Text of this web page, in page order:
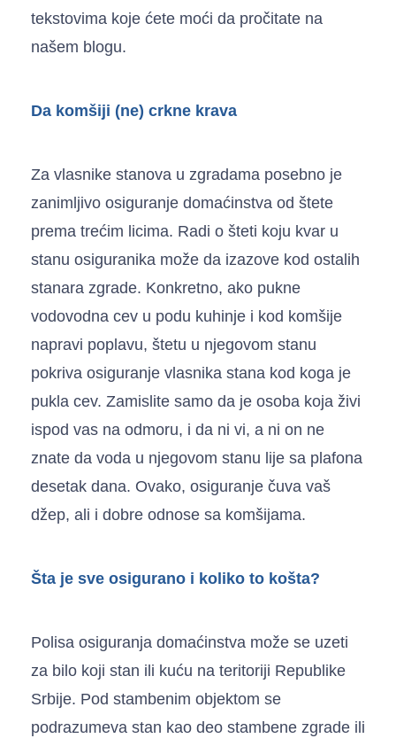
tekstovima koje ćete moći da pročitate na
našem blogu.
Da komšiji (ne) crkne krava
Za vlasnike stanova u zgradama posebno je
zanimljivo osiguranje domaćinstva od štete
prema trećim licima. Radi o šteti koju kvar u
stanu osiguranika može da izazove kod ostalih
stanara zgrade. Konkretno, ako pukne
vodovodna cev u podu kuhinje i kod komšije
napravi poplavu, štetu u njegovom stanu
pokriva osiguranje vlasnika stana kod koga je
pukla cev. Zamislite samo da je osoba koja živi
ispod vas na odmoru, i da ni vi, a ni on ne
znate da voda u njegovom stanu lije sa plafona
desetak dana. Ovako, osiguranje čuva vaš
džep, ali i dobre odnose sa komšijama.
Šta je sve osigurano i koliko to košta?
Polisa osiguranja domaćinstva može se uzeti
za bilo koji stan ili kuću na teritoriji Republike
Srbije. Pod stambenim objektom se
podrazumeva stan kao deo stambene zgrade ili